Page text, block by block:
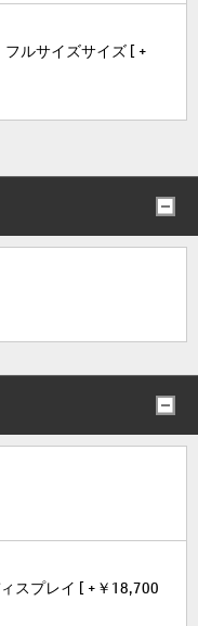
フルサイズサイズ [ +
ィスプレイ [ +￥18,700